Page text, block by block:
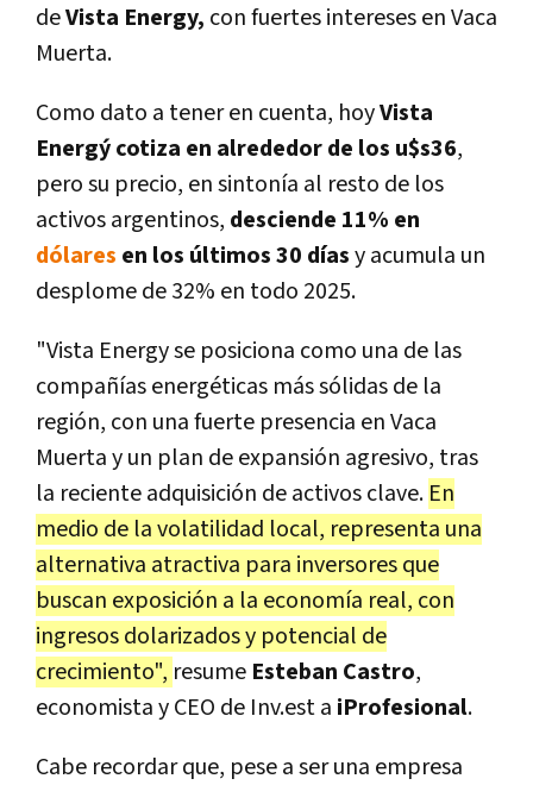
deVista Energy, con fuertes intereses en Vaca
Muerta.
Como dato a tener en cuenta, hoyVista
Energý cotiza en alrededor de los u$s36,
pero su precio, en sintonía al resto de los
activos argentinos, desciende 11% en
dólares en los últimos 30 díasy acumula un
desplome de 32% en todo 2025.
"Vista Energy se posiciona como una de las
compañías energéticas más sólidas de la
región, con una fuerte presencia en Vaca
Muerta y un plan de expansión agresivo, tras
la reciente adquisición de activos clave. En
medio de la volatilidad local, representa una
alternativa atractiva para inversores que
buscan exposición a la economía real, con
ingresos dolarizados y potencial de
crecimiento", resume Esteban Castro,
economista y CEO de Inv.est a iProfesional.
Cabe recordar que, pese a ser una empresa